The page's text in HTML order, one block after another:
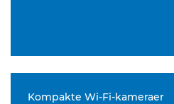
Kompakte Wi-Fi-kameraer